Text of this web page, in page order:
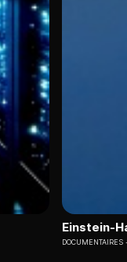
Einstein-
DOCUMENTAIRES